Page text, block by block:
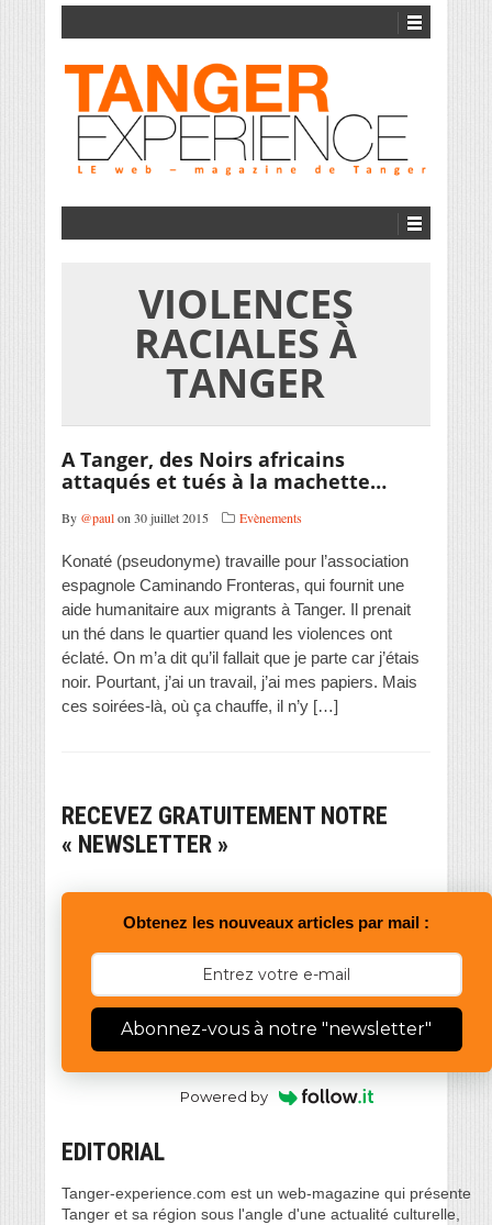
VIOLENCES
RACIALES À
TANGER
A Tanger, des Noirs africains
attaqués et tués à la machette…
By @paulon 30 juillet 2015 Evènements
Konaté (pseudonyme) travaille pour l’association
espagnole Caminando Fronteras, qui fournit une
aide humanitaire aux migrants à Tanger. Il prenait
un thé dans le quartier quand les violences ont
éclaté. On m’a dit qu’il fallait que je parte car j’étais
noir. Pourtant, j’ai un travail, j’ai mes papiers. Mais
ces soirées-là, où ça chauffe, il n’y […]
RECEVEZ GRATUITEMENT NOTRE
« NEWSLETTER »
Obtenez les nouveaux articles par mail :
Abonnez-vous à notre "newsletter"
Powered by
EDITORIAL
Tanger-experience.com est un web-magazine qui présente
Tanger et sa région sous l'angle d'une actualité culturelle,